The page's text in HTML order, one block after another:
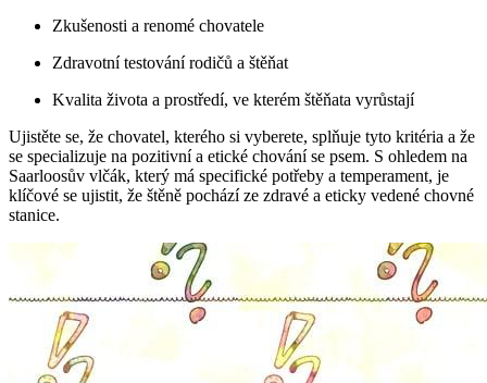
Zkušenosti a renomé chovatele
Zdravotní testování rodičů a štěňat
Kvalita života a prostředí, ve kterém štěňata vyrůstají
Ujistěte se, že chovatel, kterého si vyberete, splňuje tyto kritéria a že
se specializuje na pozitivní a etické chování se psem. S ohledem na
Saarloosův vlčák, který má specifické potřeby a temperament, je
klíčové se ujistit, že štěně pochází ze zdravé a eticky vedené chovné
stanice.